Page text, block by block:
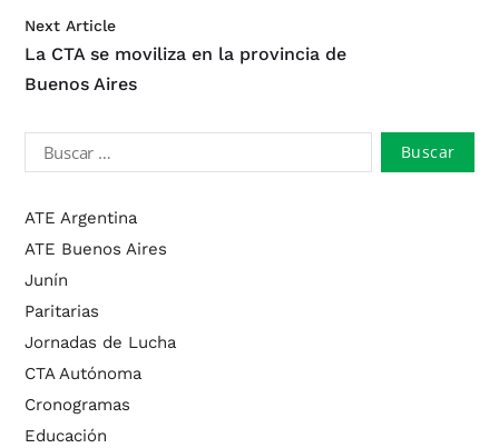
Next Article
La CTA se moviliza en la provincia de
Buenos Aires
ATE Argentina
ATE Buenos Aires
Junín
Paritarias
Jornadas de Lucha
CTA Autónoma
Cronogramas
Educación